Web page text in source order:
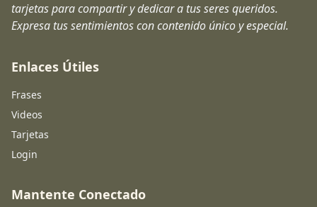
tarjetas para compartir y dedicar a tus seres queridos.
Expresa tus sentimientos con contenido único y especial.
Enlaces Útiles
Frases
Videos
Tarjetas
Login
Mantente Conectado